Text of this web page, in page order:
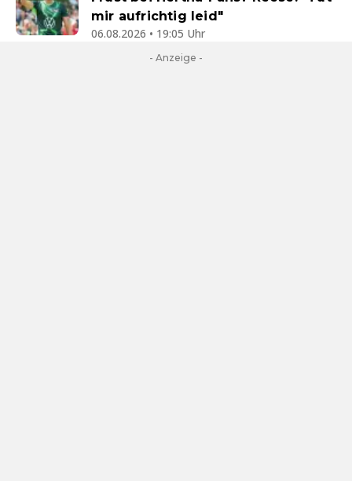
mir aufrichtig leid"
06.08.2026 • 19:05 Uhr
- Anzeige -